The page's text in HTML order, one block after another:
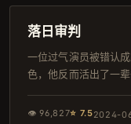
杜比
落日审判
一位过气演员被错认
色，他反而活出了一辈
👁96,827⭐ 7.52024-